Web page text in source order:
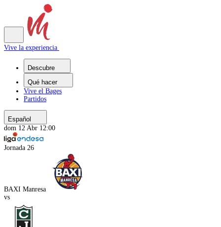
Vive la experiencia
Descubre
Qué hacer
Vive el Bages
Partidos
Español
dom 12 Abr 12:00
Jornada 26
BAXI Manresa
vs